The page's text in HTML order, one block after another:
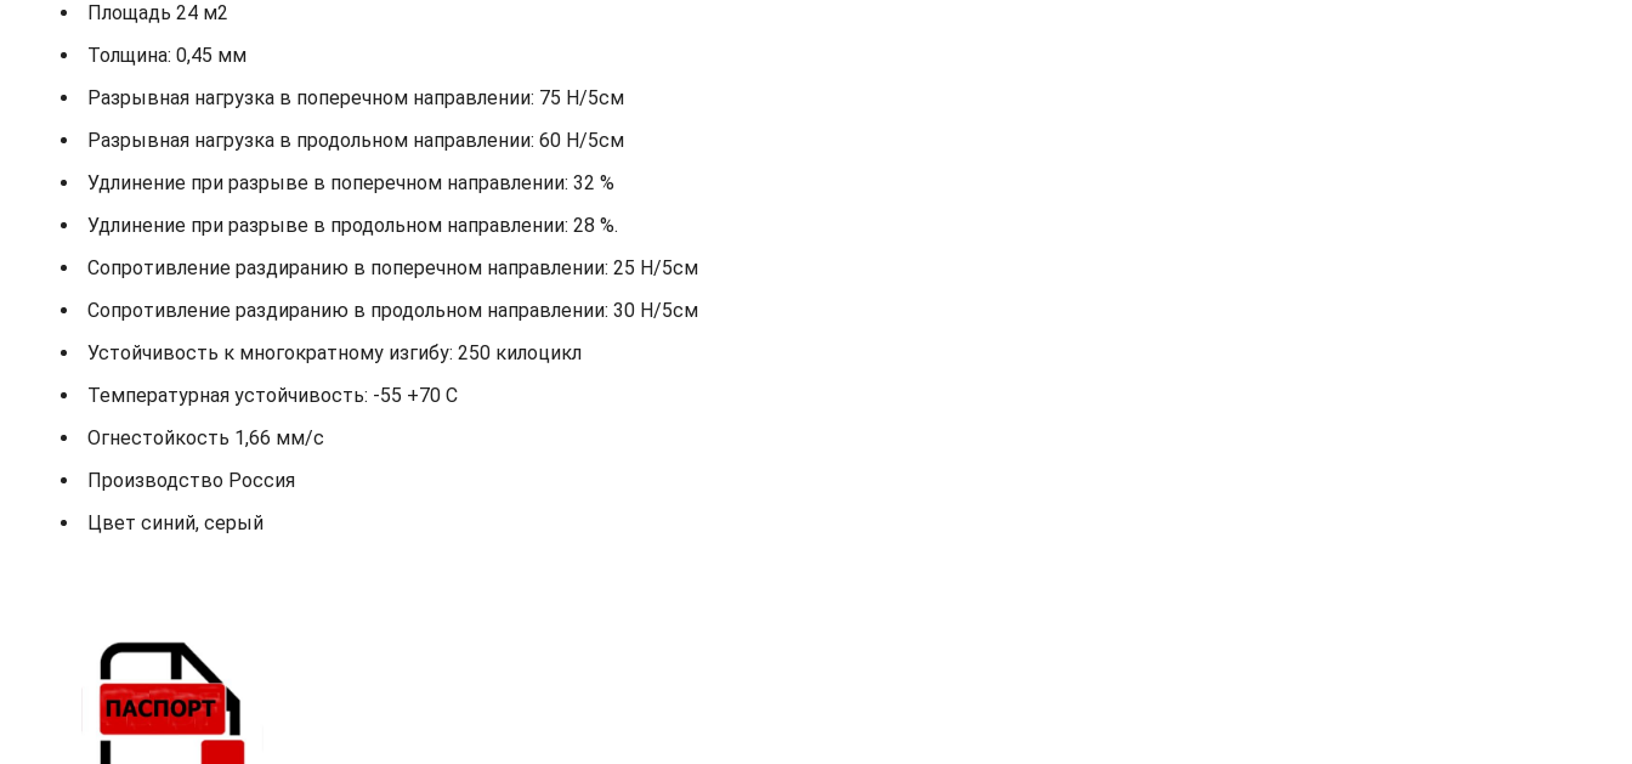
Площадь 24 м2
Толщина: 0,45 мм
Разрывная нагрузка в поперечном направлении: 75 Н/5см
Разрывная нагрузка в продольном направлении: 60 Н/5см
Удлинение при разрыве в поперечном направлении: 32 %
Удлинение при разрыве в продольном направлении: 28 %.
Сопротивление раздиранию в поперечном направлении: 25 Н/5см
Сопротивление раздиранию в продольном направлении: 30 Н/5см
Устойчивость к многократному изгибу: 250 килоцикл
Температурная устойчивость: -55 +70 С
Огнестойкость 1,66 мм/с
Производство Россия
Цвет синий, серый